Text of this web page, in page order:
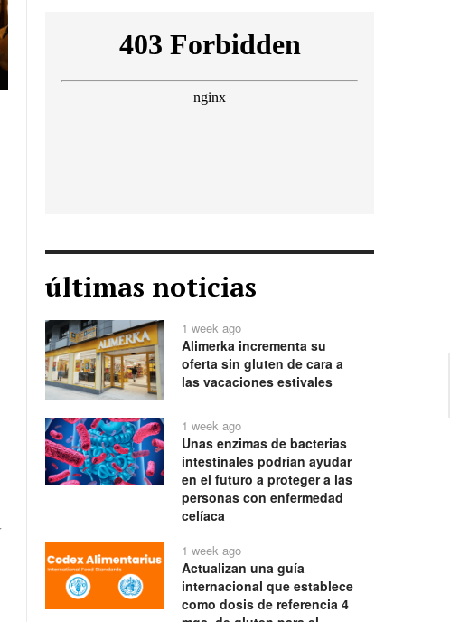
últimas noticias
1 week ago
Alimerka incrementa su
oferta sin gluten de cara a
las vacaciones estivales
1 week ago
Unas enzimas de bacterias
intestinales podrían ayudar
en el futuro a proteger a las
personas con enfermedad
celíaca
1 week ago
Actualizan una guía
internacional que establece
como dosis de referencia 4